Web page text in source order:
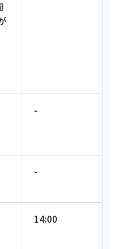
-
-
14:00